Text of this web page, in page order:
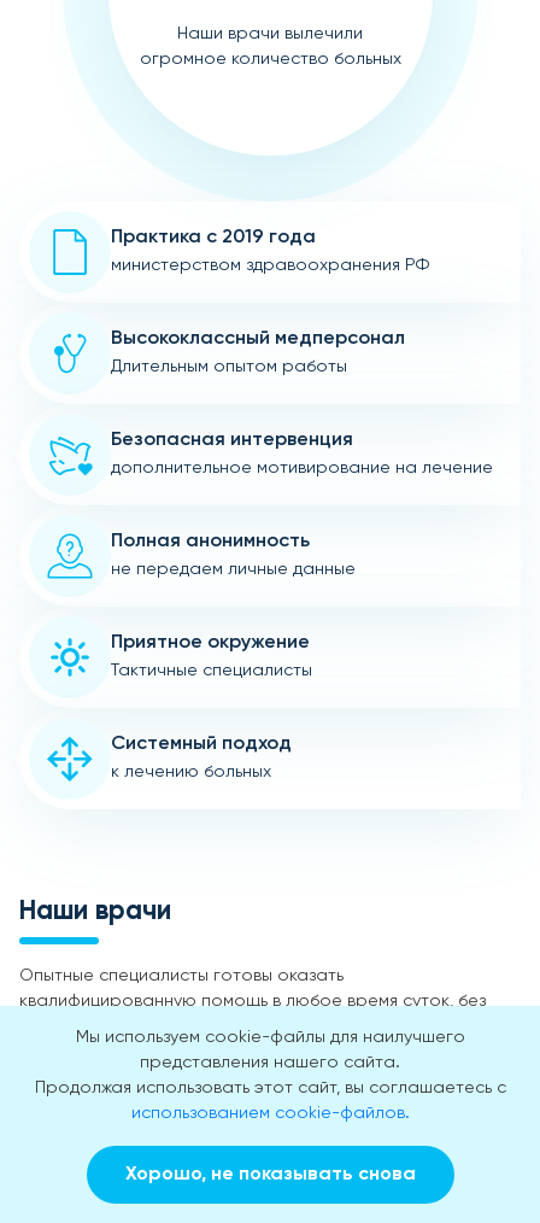
Наши врачи вылечили
огромное количество больных
Практика с 2019 года
министерством здравоохранения РФ
Высококлассный медперсонал
Длительным опытом работы
Безопасная интервенция
дополнительное мотивирование на лечение
Полная анонимность
не передаем личные данные
Приятное окружение
Тактичные специалисты
Системный подход
к лечению больных
Наши врачи
Опытные специалисты готовы оказать
квалифицированную помощь в любое время суток, без
Мы используем cookie-файлы для наилучшего
представления нашего сайта.
Продолжая использовать этот сайт, вы соглашаетесь с
использованием cookie-файлов.
Хорошо, не показывать снова
Заказать звонок Вызвать врача на дом